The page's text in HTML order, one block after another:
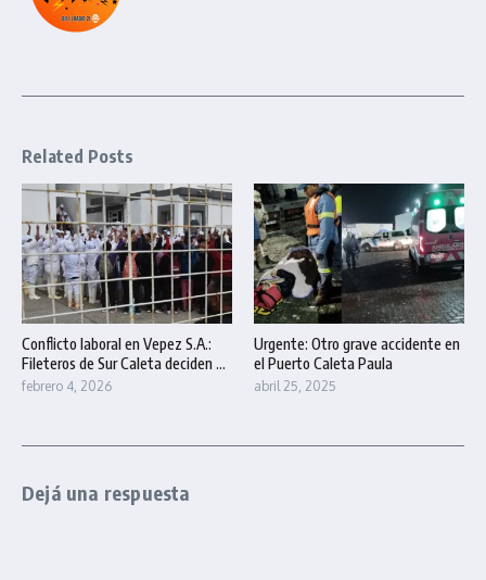
Related Posts
Conflicto laboral en Vepez S.A.:
Fileteros de Sur Caleta deciden ...
febrero 4, 2026
Urgente: Otro grave accidente en
el Puerto Caleta Paula
abril 25, 2025
Dejá una respuesta